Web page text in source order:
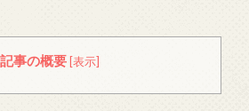
記事の概要[表示]